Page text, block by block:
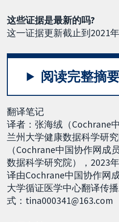
这些证据是最新的吗?
这一证据更新截止到2021年
阅读完整摘
翻译笔记
译者：张海绒（Cochrane
兰州大学健康数据科学研
（Cochrane中国协作网成
数据科学研究院），2023
译由Cochrane中国协作网
大学循证医学中心翻译传
式：tina000341@163.com